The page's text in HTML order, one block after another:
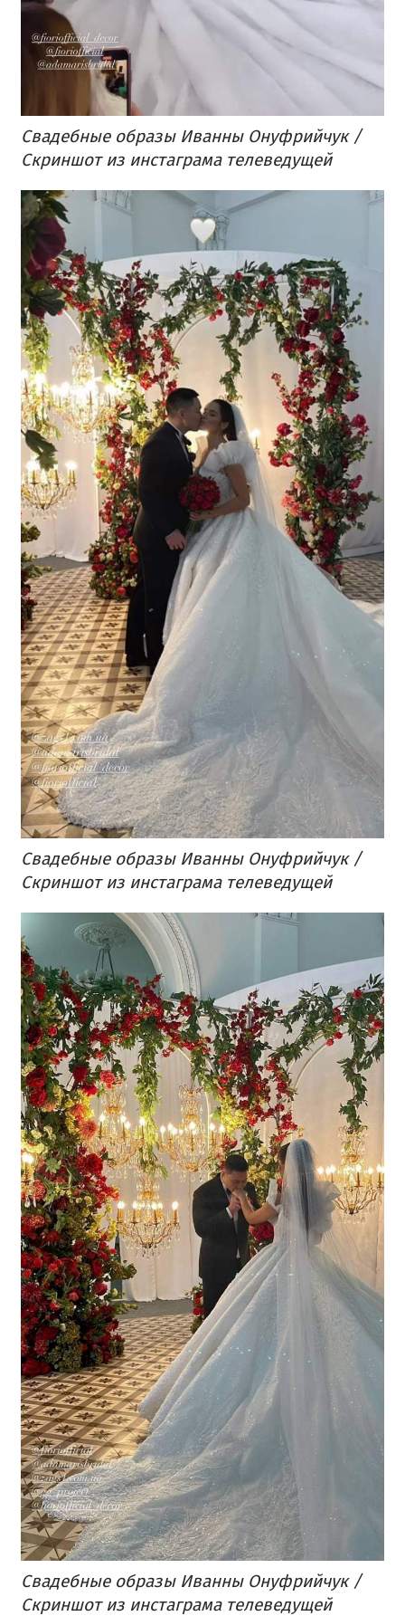
Свадебные образы Иванны Онуфрийчук /
Скриншот из инстаграма телеведущей
Свадебные образы Иванны Онуфрийчук /
Скриншот из инстаграма телеведущей
Свадебные образы Иванны Онуфрийчук /
Скриншот из инстаграма телеведущей